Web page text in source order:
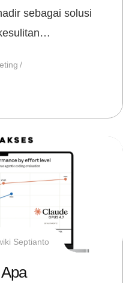
sebagai solusi
Septianto